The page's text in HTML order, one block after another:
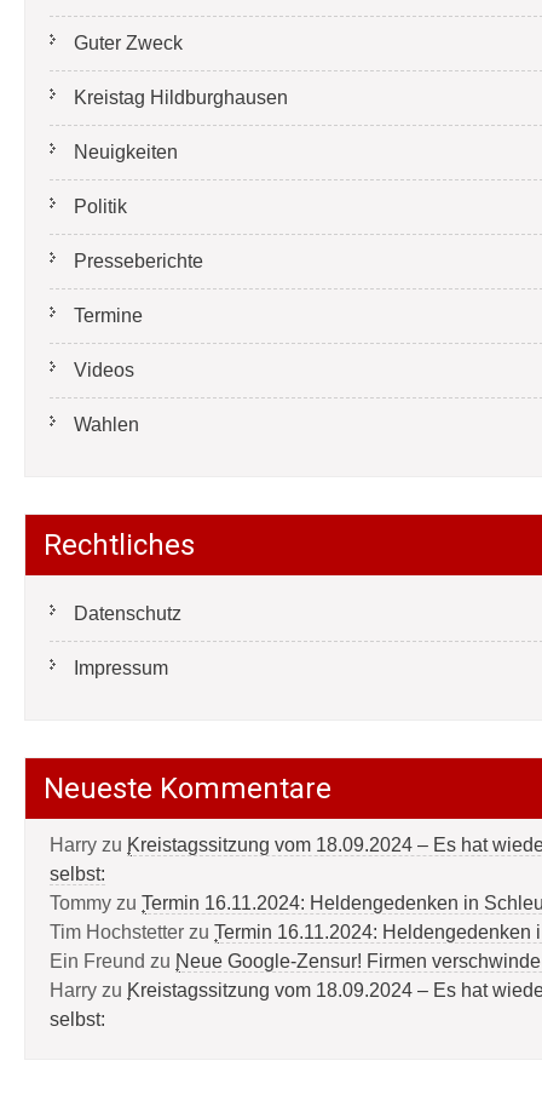
Guter Zweck
Kreistag Hildburghausen
Neuigkeiten
Politik
Presseberichte
Termine
Videos
Wahlen
Rechtliches
Datenschutz
Impressum
Neueste Kommentare
Harry zu Kreistagssitzung vom 18.09.2024 – Es hat
selbst:
Tommy zu Termin 16.11.2024: Heldengedenken in
Tim Hochstetter zu Termin 16.11.2024: Heldengedenken
Ein Freund zu Neue Google-Zensur! Firmen
Harry zu Kreistagssitzung vom 18.09.2024 – Es hat
selbst: